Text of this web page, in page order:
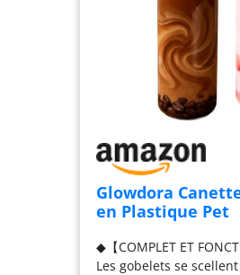
Glowdora
en Plastique Pet
Couvercles, pour
Smoothies,
◆【COMPLET ET
Les gobelets se